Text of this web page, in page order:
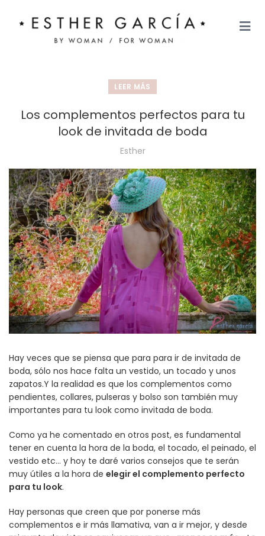
LEER MÁS
Los complementos perfectos para tu
look de invitada de boda
Esther
Hay veces que se piensa que para para ir de invitada de
boda, sólo nos hace falta un vestido, un tocado y unos
zapatos.Y la realidad es que los complementos como
pendientes, collares, pulseras y bolso son también muy
importantes para tu look como invitada de boda.
Como ya he comentado en otros post, es fundamental
tener en cuenta la hora de la boda, el tocado, el peinado, el
vestido etc… y hoy te daré varios consejos que te serán
muy útiles a la hora de elegir el complemento perfecto
para tu look.
Hay personas que creen que por ponerse más
complementos e ir más llamativa, van a ir mejor, y desde